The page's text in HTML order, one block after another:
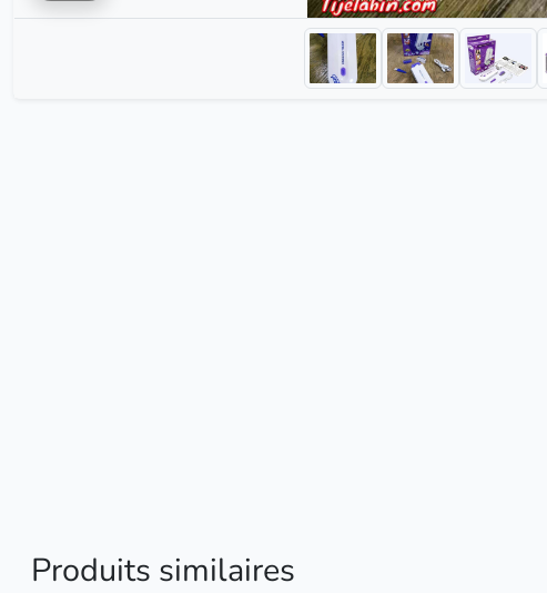
Produits similaires